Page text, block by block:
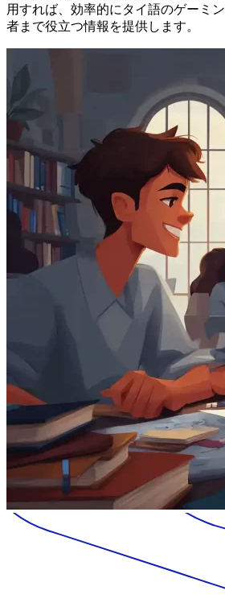
用すれば、効率的にタイ語のゲーミ
者まで役立つ情報を提供します。